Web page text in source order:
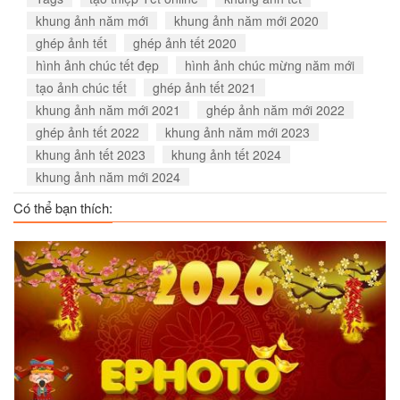
khung ảnh năm mới
khung ảnh năm mới 2020
ghép ảnh tết
ghép ảnh tết 2020
hình ảnh chúc tết đẹp
hình ảnh chúc mừng năm mới
tạo ảnh chúc tết
ghép ảnh tết 2021
khung ảnh năm mới 2021
ghép ảnh năm mới 2022
ghép ảnh tết 2022
khung ảnh năm mới 2023
khung ảnh tết 2023
khung ảnh tết 2024
khung ảnh năm mới 2024
Có thể bạn thích: